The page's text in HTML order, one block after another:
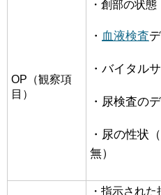
OP（観察項
目）
・創部の状態
・ 血液検査
・バイタル
・尿検査の
・尿の性状
無）
・指示され